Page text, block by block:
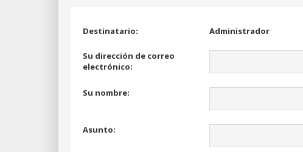
Destinatario: Administrador
Su dirección de correo
electrónico:
Su nombre:
Asunto: